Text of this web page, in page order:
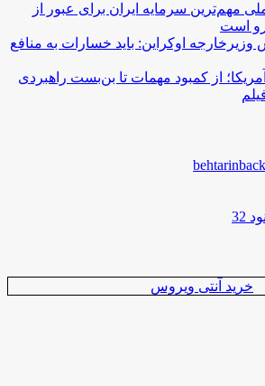
مهم‌ترین سرمایه ایران برای عبور از
است
اوکراین: باید خسارات به منافع
از کمبود مهمات تا بن‌بست راهبردی
32
خرید آنتی ویروس